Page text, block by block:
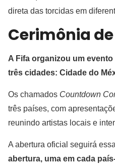
direta das torcidas em
Cerimônia
A Fifa organizou um
três cidades: Cidade do
Os chamados Countdown
três países, com
reunindo artistas locais e
A abertura oficial seguirá
abertura, uma em cada